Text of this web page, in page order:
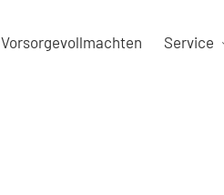
Vorsorgevollmachten Service